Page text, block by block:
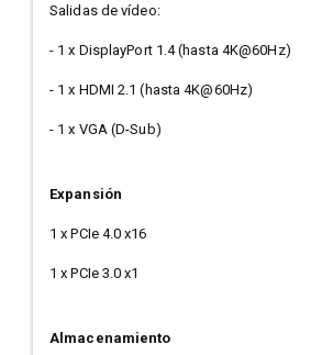
Salidas de vídeo:
- 1 x DisplayPort 1.4 (hasta 4K@60Hz)
- 1 x HDMI 2.1 (hasta 4K@60Hz)
- 1 x VGA (D-Sub)
Expansión
1 x PCIe 4.0 x16
1 x PCIe 3.0 x1
Almacenamiento